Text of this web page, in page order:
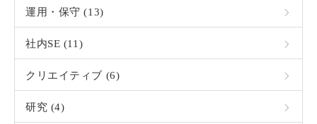
運用・保守 (13)
社内SE (11)
クリエイティブ (6)
研究 (4)